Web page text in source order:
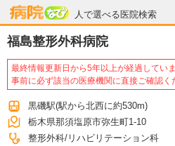
人で選べる医院検索
病院なび
福島整形外科病院
最終情報更新日から5年以上が経過していま
事前に必ず該当の医療機関に直接ご確認く
黒磯駅(駅から北西に約530m)
栃木県那須塩原市弥生町1-10
整形外科 リハビリテーション科